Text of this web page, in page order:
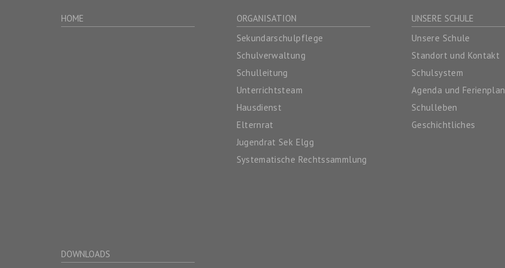
HOME
ORGANISATION
Sekundarschulpflege
Schulverwaltung
Schulleitung
Unterrichtsteam
Hausdienst
Elternrat
Jugendrat Sek Elgg
Systematische Rechtssammlung
UNSERE SCHULE
Unsere Schule
Standort und Kontakt
Schulsystem
Agenda und Ferienplan
Schulleben
Geschichtliches
DOWNLOADS